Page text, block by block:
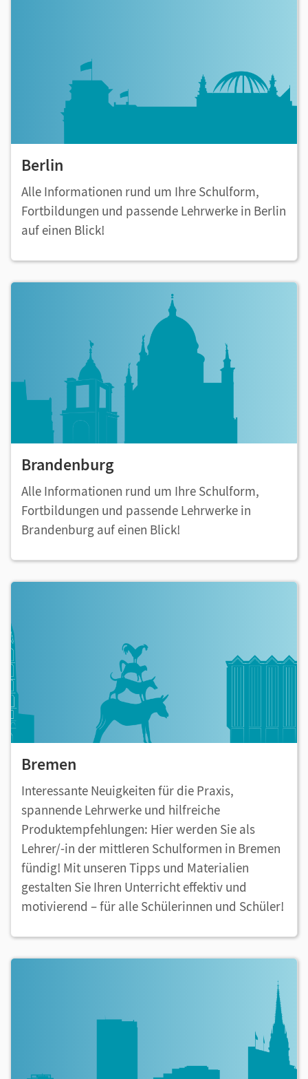
Berlin
Alle Informationen rund um Ihre Schulform,
Fortbildungen und passende Lehrwerke in Berlin
auf einen Blick!
Brandenburg
Alle Informationen rund um Ihre Schulform,
Fortbildungen und passende Lehrwerke in
Brandenburg auf einen Blick!
Bremen
Interessante Neuigkeiten für die Praxis,
spannende Lehrwerke und hilfreiche
Produktempfehlungen: Hier werden Sie als
Lehrer/-in der mittleren Schulformen in Bremen
fündig! Mit unseren Tipps und Materialien
gestalten Sie Ihren Unterricht effektiv und
motivierend – für alle Schülerinnen und Schüler!